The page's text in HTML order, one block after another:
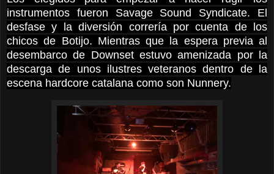
instrumentos fueron Savage Sound Syndicate. El
desfase y la diversión correría por cuenta de los
chicos de Botijo. Mientras que la espera previa al
desembarco de Downset estuvo amenizada por la
descarga de unos ilustres veteranos dentro de la
escena hardcore catalana como son Nunnery.